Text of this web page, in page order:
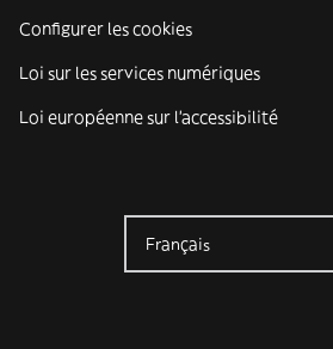
Configurer les cookies
Loi sur les services numériques
Loi européenne sur l’accessibilité